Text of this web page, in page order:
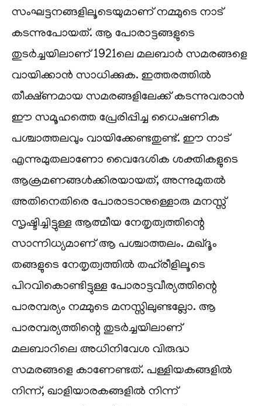
സംഘട്ടനങ്ങളിലൂടെയുമാണ് നമ്മുടെ നാട്
കടന്നുപോയത്. ആ പോരാട്ടങ്ങളുടെ
തുടർച്ചയിലാണ് 1921ലെ മലബാർ സമരങ്ങളെ
വായിക്കാൻ സാധിക്കുക. ഇത്തരത്തിൽ
തീക്ഷ്ണമായ സമരങ്ങളിലേക്ക് കടന്നുവരാൻ
ഈ സമൂഹത്തെ പ്രേരിപ്പിച്ച ധൈഷണിക
പശ്ചാത്തലവും വായിക്കേണ്ടതുണ്ട്. ഈ നാട്
എന്നുമുതലാണോ വൈദേശിക ശക്തികളുടെ
ആക്രമണങ്ങൾക്കിരയായത്, അന്നുമുതൽ
അതിനെതിരെ പോരാടാനുള്ളൊരു മനസ്സ്
സൃഷ്ടിച്ചിട്ടുള്ള ആത്മീയ നേതൃത്വത്തിന്റെ
സാന്നിധ്യമാണ് ആ പശ്ചാത്തലം. മഖ്ദൂം
തങ്ങളുടെ നേതൃത്വത്തിൽ തഹ്‌രീളിലൂടെ
പിറവികൊണ്ടിട്ടുള്ള പോരാട്ടവീര്യത്തിന്റെ
പാരമ്പര്യം നമ്മുടെ മനസ്സിലുണ്ടല്ലോ. ആ
പാരമ്പര്യത്തിന്റെ തുടർച്ചയിലാണ്
മലബാറിലെ അധിനിവേശ വിരുദ്ധ
സമരങ്ങളെ കാണേണ്ടത്. പള്ളിയകങ്ങളിൽ
നിന്ന്, ഖാളിയാരകങ്ങളിൽ നിന്ന്